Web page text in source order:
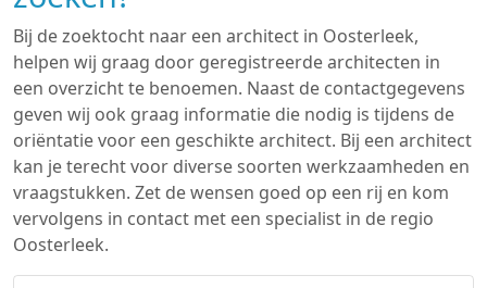
Bij de zoektocht naar een architect in Oosterleek,
helpen wij graag door geregistreerde architecten in
een overzicht te benoemen. Naast de contactgegevens
geven wij ook graag informatie die nodig is tijdens de
oriëntatie voor een geschikte architect. Bij een architect
kan je terecht voor diverse soorten werkzaamheden en
vraagstukken. Zet de wensen goed op een rij en kom
vervolgens in contact met een specialist in de regio
Oosterleek.